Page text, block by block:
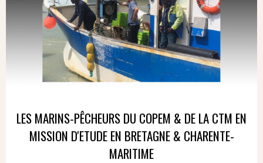
LES MARINS-PÊCHEURS DU COPEM & DE LA CTM EN
MISSION D'ETUDE EN BRETAGNE & CHARENTE-
MARITIME